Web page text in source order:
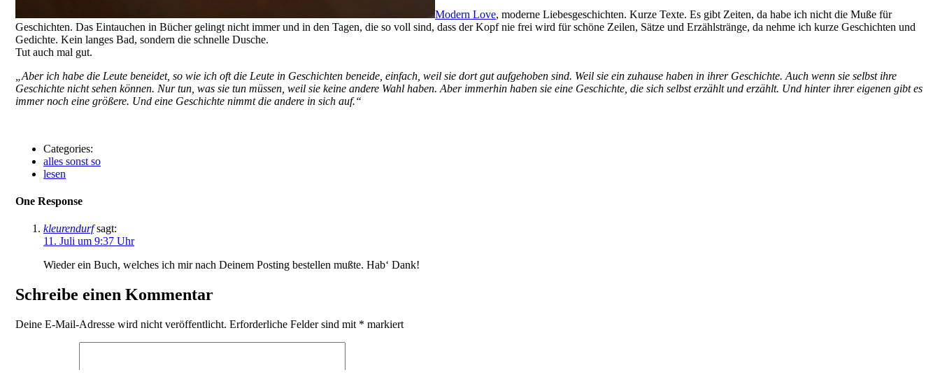
Modern Love, moderne Liebesgeschichten. Kurze Texte. Es gibt Zeiten, da habe ich nicht die Muße für
Geschichten. Das Eintauchen in Bücher gelingt nicht immer und in den Tagen, die so voll sind, dass der Kopf nie frei wird für schöne Zeilen, Sätze und Erzählstränge, da nehme ich kurze Geschichten und
Gedichte. Kein langes Bad, sondern die schnelle Dusche.
Tut auch mal gut.
„Aber ich habe die Leute beneidet, so wie ich oft die Leute in Geschichten beneide, einfach, weil sie dort gut aufgehoben sind. Weil sie ein zuhause haben in ihrer Geschichte. Auch wenn sie selbst ihre
Geschichte nicht sehen können. Nur tun, was sie tun müssen, weil sie keine andere Wahl haben. Aber immerhin haben sie eine Geschichte, die sich selbst erzählt und erzählt. Und hinter ihrer eigenen gibt es
immer noch eine größere. Und eine Geschichte nimmt die andere in sich auf.“
Categories:
alles sonst so
lesen
One Response
kleurendurf sagt:
11. Juli um 9:37 Uhr
Wieder ein Buch, welches ich mir nach Deinem Posting bestellen mußte. Hab‘ Dank!
Schreibe einen Kommentar
Deine E-Mail-Adresse wird nicht veröffentlicht. Erforderliche Felder sind mit * markiert